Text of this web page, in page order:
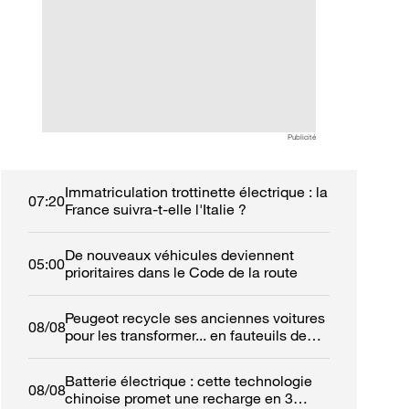
Publicité
07:20Immatriculation trottinette électrique : la
France suivra-t-elle l'Italie ?
05:00De nouveaux véhicules deviennent
prioritaires dans le Code de la route
08/08Peugeot recycle ses anciennes voitures
pour les transformer... en fauteuils de
08/08Batterie électrique : cette technologie
chinoise promet une recharge en 3